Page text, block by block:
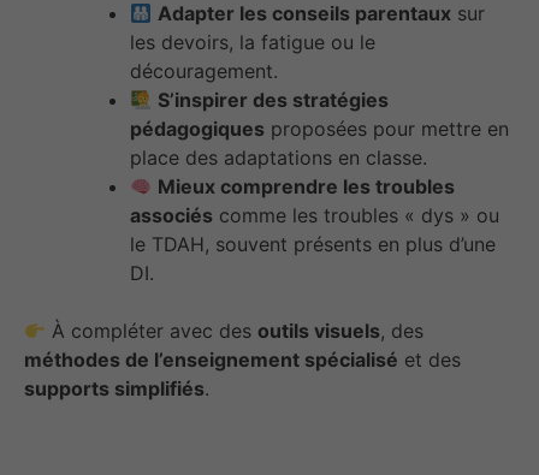
Adapter les conseils parentaux sur
les devoirs, la fatigue ou le
découragement.
S’inspirer des stratégies
pédagogiques proposées pour mettre en
place des adaptations en classe.
Mieux comprendre les troubles
associés comme les troubles « dys » ou
le TDAH, souvent présents en plus d’une
DI.
À compléter avec desoutils visuels, des
méthodes de l’enseignement spécialisé et des
supports simplifiés.